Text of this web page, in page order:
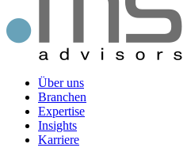
Über uns
Branchen
Expertise
Insights
Karriere